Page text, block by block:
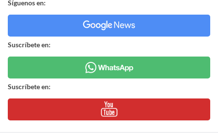
Síguenos en:
Suscríbete en:
Suscríbete en: